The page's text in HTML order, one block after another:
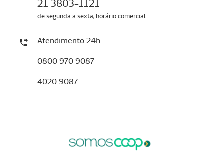
21 3803-1121
de segunda a sexta, horário comercial
Atendimento 24h
0800 970 9087
4020 9087